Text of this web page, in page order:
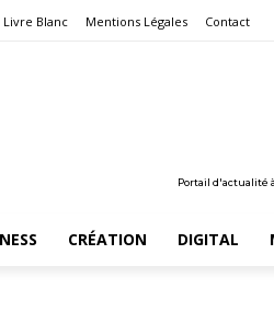
Livre Blanc Mentions Légales Contact
Portail d'actualité
CRÉATION DIGITAL